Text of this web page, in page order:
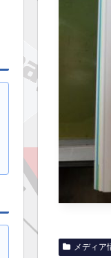
メディア